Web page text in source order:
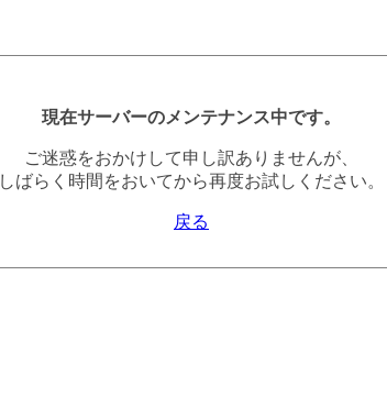
現在サーバーのメンテナンス中です。
ご迷惑をおかけして申し訳ありませんが、
しばらく時間をおいてから再度お試しください。
戻る